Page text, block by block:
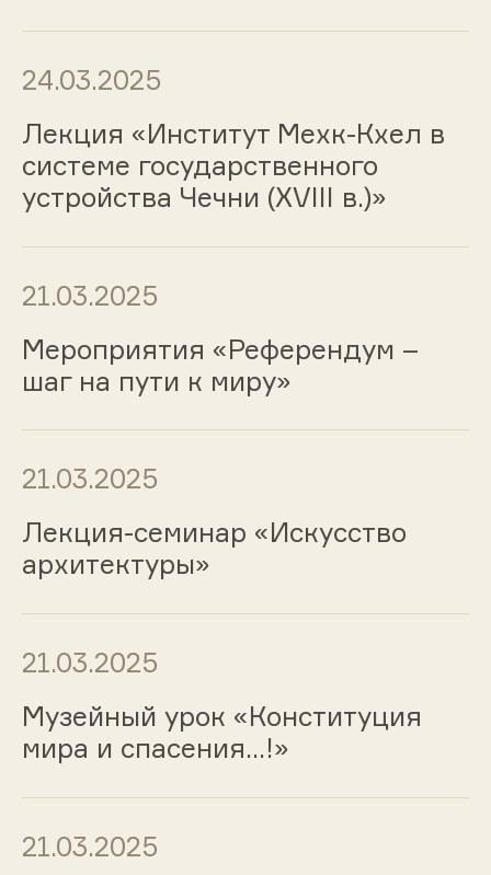
24.03.2025
Лекция «Институт Мехк-Кхел в
системе государственного
устройства Чечни (XVIII в.)»
21.03.2025
Мероприятия «Референдум –
шаг на пути к миру»
21.03.2025
Лекция-семинар «Искусство
архитектуры»
21.03.2025
Музейный урок «Конституция
мира и спасения...!»
21.03.2025